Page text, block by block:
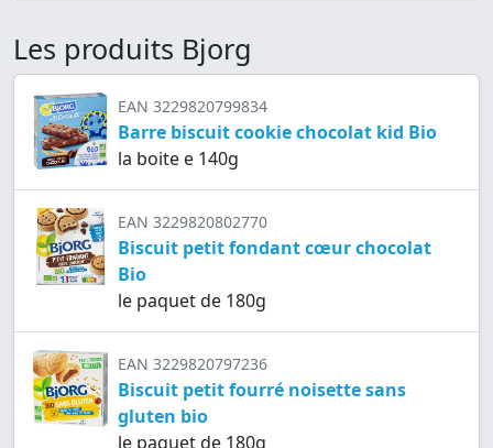
Les produits Bjorg
EAN 3229820799834
Barre biscuit cookie chocolat kid Bio
la boite e 140g
EAN 3229820802770
Biscuit petit fondant cœur chocolat
Bio
le paquet de 180g
EAN 3229820797236
Biscuit petit fourré noisette sans
gluten bio
le paquet de 180g